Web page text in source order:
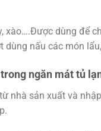
xào….Được dùng để
nấu các món
ngăn mát tủ
nhà sản xuất và